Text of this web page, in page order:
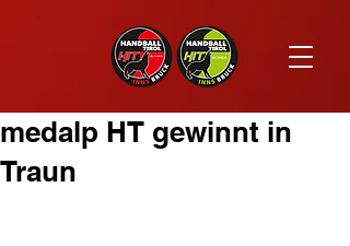
medalp HT gewinnt in
Traun